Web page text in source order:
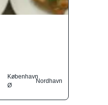
København
Ø
Nordhavn